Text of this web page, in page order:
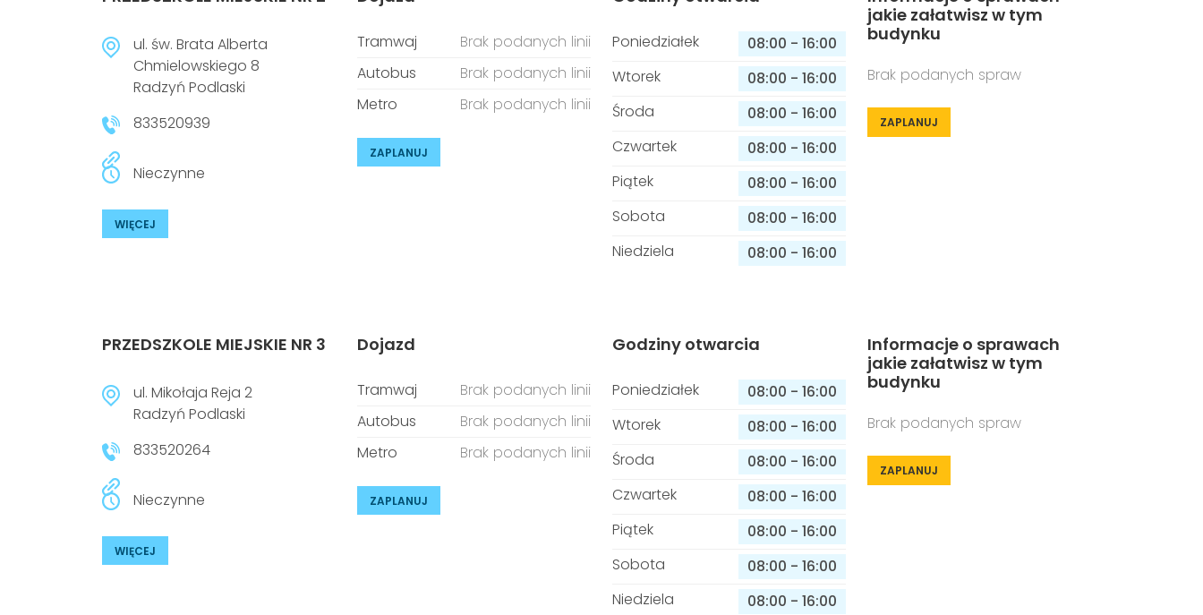
ul. św. Brata Alberta
Chmielowskiego 8
Radzyń Podlaski
833520939
Nieczynne
WIĘCEJ
Tramwaj
Brak podanych linii
Autobus
Brak podanych linii
Metro
Brak podanych linii
ZAPLANUJ
Poniedziałek 08:00 - 16:00
Wtorek
08:00 - 16:00
Środa
08:00 - 16:00
Czwartek
08:00 - 16:00
Piątek
08:00 - 16:00
Sobota
08:00 - 16:00
Niedziela
08:00 - 16:00
jakie załatwisz w tym
budynku
Brak podanych spraw
ZAPLANUJ
PRZEDSZKOLE MIEJSKIE NR 3
ul. Mikołaja Reja 2
Radzyń Podlaski
833520264
Nieczynne
WIĘCEJ
Dojazd
Tramwaj
Brak podanych linii
Autobus
Brak podanych linii
Metro
Brak podanych linii
ZAPLANUJ
Godziny otwarcia
Poniedziałek 08:00 - 16:00
Wtorek
08:00 - 16:00
Środa
08:00 - 16:00
Czwartek
08:00 - 16:00
Piątek
08:00 - 16:00
Sobota
08:00 - 16:00
Niedziela
08:00 - 16:00
Informacje o sprawach
jakie załatwisz w tym
budynku
Brak podanych spraw
ZAPLANUJ